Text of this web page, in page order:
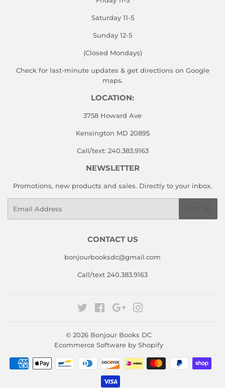
Saturday 11-5
Sunday 12-5
(Closed Mondays)
Check for last-minute updates & get directions on Google
maps.
LOCATION:
3758 Howard Ave
Kensington MD 20895
Call/text: 240.383.9163
NEWSLETTER
Promotions, new products and sales. Directly to your inbox.
CONTACT US
bonjourbooksdc@gmail.com
Call/text 240.383.9163
Twitter FacebookGoogle
© 2026 Bonjour Books DC
Ecommerce Software by Shopify
Payment